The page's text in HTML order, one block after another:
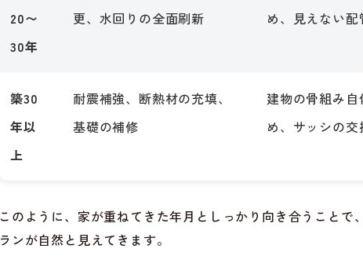
20〜
30年
更、水回りの全面刷新
め、見えない配
築30
年以
上
耐震補強、断熱材の充填、
基礎の補修
建物の骨組み
め、サッシの交
このように、家が重ねてきた年月としっかり向き合うこと
ランが自然と見えてきます。